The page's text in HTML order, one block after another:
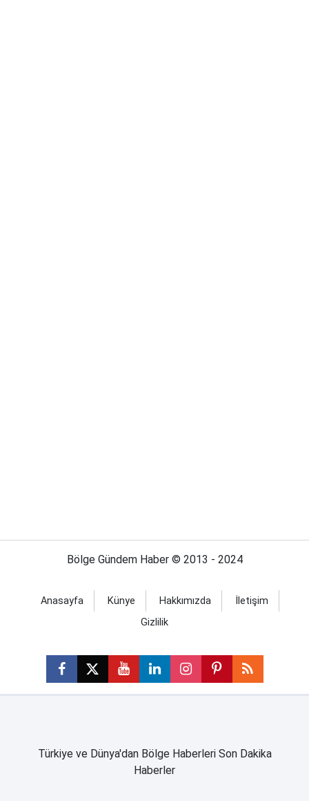
Bölge Gündem Haber © 2013 - 2024
Anasayfa Künye Hakkımızda
İletişim
Gizlilik
Türkiye ve Dünya'dan Bölge Haberleri Son Dakika
Haberler